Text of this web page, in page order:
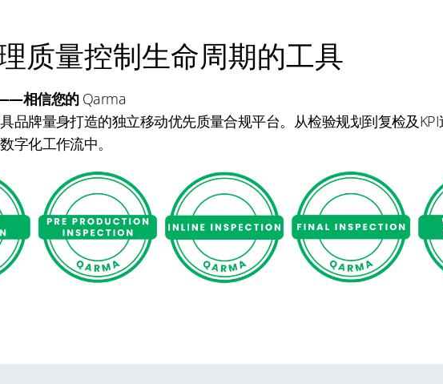
质量控制生命周期的工具
相信您的 Qarma
品牌量身打造的独立移动优先质量合规平台。从检验规划到复检及
字化工作流中。